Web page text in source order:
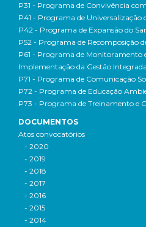
P31 - Programa de Convivência
P41 - Programa de Universalização
P42 - Programa de Expansão do
P52 - Programa de Recomposição
P61 - Programa de Monitoramento
Implementação da Gestão
P71 - Programa de Comunicação
P72 - Programa de Educação
P73 - Programa de Treinamento e
DOCUMENTOS
Atos convocatórios
- 2020
- 2019
- 2018
- 2017
- 2016
- 2015
- 2014